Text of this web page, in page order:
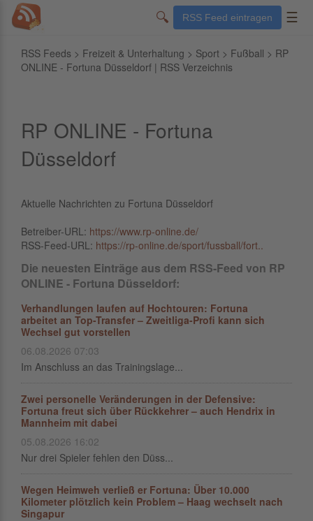
🔍 RSS Feed eintragen ☰
RSS Feeds > Freizeit & Unterhaltung > Sport > Fußball > RP
ONLINE - Fortuna Düsseldorf | RSS Verzeichnis
RP ONLINE - Fortuna
Düsseldorf
Aktuelle Nachrichten zu Fortuna Düsseldorf
Betreiber-URL: https://www.rp-online.de/
RSS-Feed-URL: https://rp-online.de/sport/fussball/fort..
Die neuesten Einträge aus dem RSS-Feed von RP
ONLINE - Fortuna Düsseldorf:
Verhandlungen laufen auf Hochtouren: Fortuna
arbeitet an Top-Transfer – Zweitliga-Profi kann sich
Wechsel gut vorstellen
06.08.2026 07:03
Im Anschluss an das Trainingslage...
Zwei personelle Veränderungen in der Defensive:
Fortuna freut sich über Rückkehrer – auch Hendrix in
Mannheim mit dabei
05.08.2026 16:02
Nur drei Spieler fehlen den Düss...
Wegen Heimweh verließ er Fortuna: Über 10.000
Kilometer plötzlich kein Problem – Haag wechselt nach
Singapur